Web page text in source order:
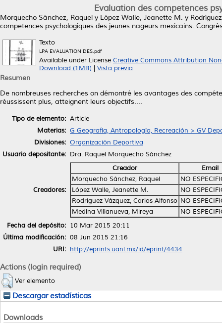
Evaluation des competences
Morquecho Sánchez, Raquel y López Walle, Jeanette M. y
competences psychologiques des jeunes nageurs mexicains.
Texto
LPA EVALUATION DES.pdf
Available under License Creative Commons Attribution
Download (1MB)
Vista previa
Resumen
De nombreuses recherches on démontré les avantages des
réussissent plus, atteignent leurs objectifs....
Tipo de elemento: Article
Materias: G Geografía, Antropología, Recreación > GV
Divisiones: Organización Deportiva
Usuario depositante: Dra. Raquel Morquecho Sánchez
Creadores:
Creador
Email
Morquecho Sánchez, Raquel
NO
López Walle, Jeanette M.
NO
Rodríguez Vázquez, Carlos Alfonso NO
Medina Villanueva, Mireya
NO
Fecha del depósito: 10 Mar 2015 20:11
Última modificación: 08 Jun 2015 21:16
URI: http://eprints.uanl.mx/id/eprint/4434
Actions (login required)
Ver elemento
Descargar estadísticas
Downloads